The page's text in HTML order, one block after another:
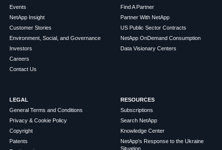
Events
NetApp Insight
Customer Stories
Environment, Social, and Governance
Investors
Careers
Contact Us
Find A Partner
Partner With NetApp
US Public Sector Contracts
NetApp OnDemand Consumption
Data Visionary Centers
LEGAL
General Terms and Conditions
Privacy & Cookie Policy
Copyright
Patents
RESOURCES
Subscriptions
Search NetApp
Knowledge Center
NetApp's Response to the Ukraine
Situation